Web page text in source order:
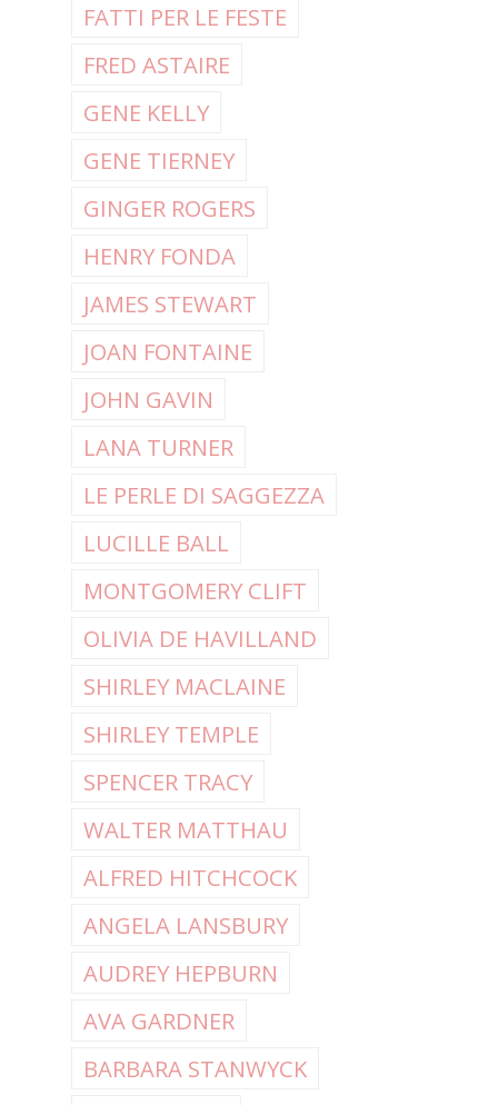
FATTI PER LE FESTE
FRED ASTAIRE
GENE KELLY
GENE TIERNEY
GINGER ROGERS
HENRY FONDA
JAMES STEWART
JOAN FONTAINE
JOHN GAVIN
LANA TURNER
LE PERLE DI SAGGEZZA
LUCILLE BALL
MONTGOMERY CLIFT
OLIVIA DE HAVILLAND
SHIRLEY MACLAINE
SHIRLEY TEMPLE
SPENCER TRACY
WALTER MATTHAU
ALFRED HITCHCOCK
ANGELA LANSBURY
AUDREY HEPBURN
AVA GARDNER
BARBARA STANWYCK